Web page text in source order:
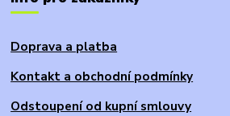
Doprava a platba
Kontakt a obchodní podmínky
Odstoupení od kupní smlouvy